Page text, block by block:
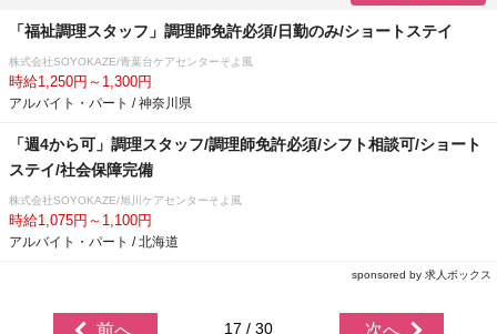
「福祉調理スタッフ」調理師免許必須/日勤のみ/ショートステイ
株式会社SOYOKAZE/青葉台ケアセンターそよ風
時給1,250円～1,300円
アルバイト・パート / 神奈川県
「週4から可」調理スタッフ/調理師免許必須/シフト相談可/ショート
ステイ/社会保障完備
株式会社SOYOKAZE/旭川ケアセンターそよ風
時給1,075円～1,100円
アルバイト・パート / 北海道
sponsored by 求人ボックス
前へ 17 / 30 次へ